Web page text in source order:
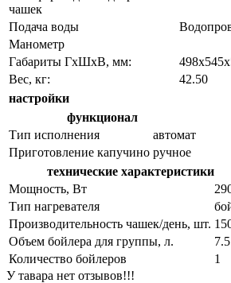
чашек
Подача воды
Манометр
Габариты ГхШхВ, мм:
Вес, кг:
42.50
настройки
функционал
Тип исполнения
автомат
Приготовление капучино ручное
технические характеристики
Мощность, Вт
Тип нагревателя
Производительность чашек/день, шт.
Объем бойлера для группы, л.
7.5
Количество бойлеров
1
У тавара нет отзывов!!!